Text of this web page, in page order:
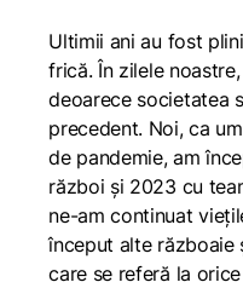
Ultimii ani au fost
frică. În zilele
deoarece societatea
precedent. Noi, ca
de pandemie, am
război și 2023 cu
ne-am continuat
început alte războaie
care se referă la